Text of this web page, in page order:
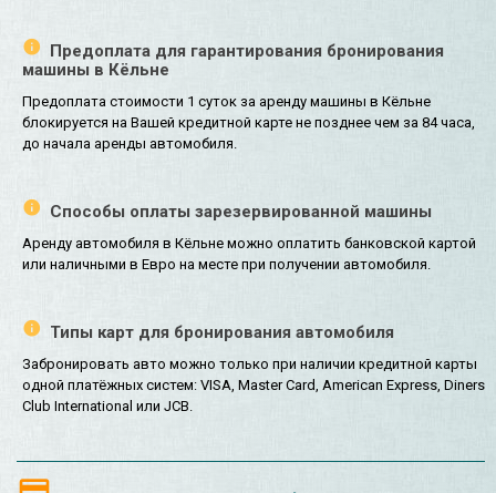
Предоплата для гарантирования бронирования
машины в Кёльне
Предоплата стоимости 1 суток за аренду машины в Кёльне
блокируется на Вашей кредитной карте не позднее чем за 84 часа,
до начала аренды автомобиля.
Способы оплаты зарезервированной машины
Аренду автомобиля в Кёльне можно оплатить банковской картой
или наличными в Евро на месте при получении автомобиля.
Типы карт для бронирования автомобиля
Забронировать авто можно только при наличии кредитной карты
одной платёжных систем: VISA, Master Card, American Express, Diners
Club International или JCB.